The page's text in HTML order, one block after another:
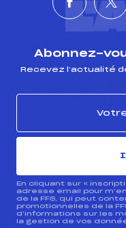
Abonnez-
Recevez l’actualité
En cliquant sur «
adresse email pour
de la FFS, qui peut
promotionnelles de la
d’informations sur les
la gestion de vos